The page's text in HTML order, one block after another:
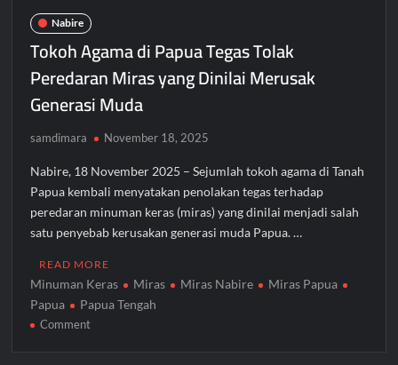
Nabire
Tokoh Agama di Papua Tegas Tolak
Peredaran Miras yang Dinilai Merusak
Generasi Muda
samdimara November 18, 2025
Nabire, 18 November 2025 – Sejumlah tokoh agama di Tanah
Papua kembali menyatakan penolakan tegas terhadap
peredaran minuman keras (miras) yang dinilai menjadi salah
satu penyebab kerusakan generasi muda Papua. …
READ MORE
Minuman Keras Miras Miras Nabire
Miras Papua
Papua
Papua Tengah
Commenton